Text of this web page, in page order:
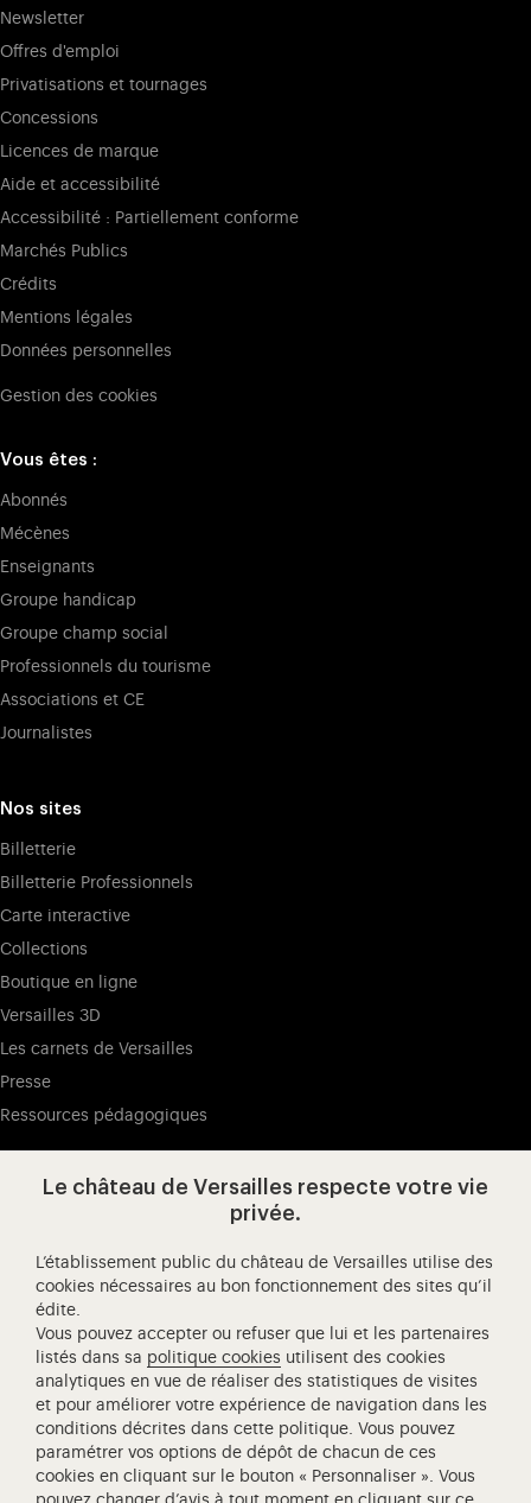
Newsletter
Offres d'emploi
Privatisations et tournages
Concessions
Licences de marque
Aide et accessibilité
Accessibilité : Partiellement conforme
Marchés Publics
Crédits
Mentions légales
Données personnelles
Gestion des cookies
Vous êtes :
Abonnés
Mécènes
Enseignants
Groupe handicap
Groupe champ social
Professionnels du tourisme
Associations et CE
Journalistes
Nos sites
Billetterie
Billetterie Professionnels
Carte interactive
Collections
Boutique en ligne
Versailles 3D
Les carnets de Versailles
Presse
Ressources pédagogiques
Visitez notre Facebook (ouverture
Visitez notre X (ouverture dans un
Visitez notre Instagram
Visitez notre YouTube
Château de Versailles Spectacles
L'Opéra royal de Versailles
Centre de recherche du château de Versailles
Centre de Musique Baroque de Versailles
Réseau des Résidences Royales Européenne
Société des Amis de Versailles
Le château de Versailles respecte votre vie
privée.
L’établissement public du château de Versailles utilise des
cookies nécessaires au bon fonctionnement des sites qu’il
édite.
Vous pouvez accepter ou refuser que lui et les partenaires
listés dans sa politique cookies utilisent des cookies
analytiques en vue de réaliser des statistiques de visites
et pour améliorer votre expérience de navigation dans les
conditions décrites dans cette politique. Vous pouvez
paramétrer vos options de dépôt de chacun de ces
cookies en cliquant sur le bouton « Personnaliser ». Vous